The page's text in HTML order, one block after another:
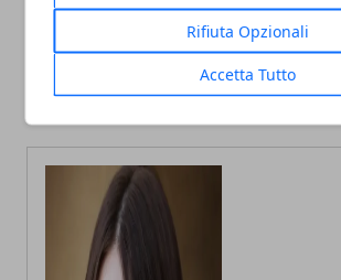
Rifiuta Opzionali
Accetta Tutto
Kerakoll, nuovo contratto
all’unanimità